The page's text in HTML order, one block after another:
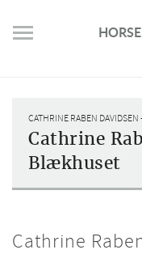
content
CATHRINE RABEN
Cathrine
Blækhuset
Cathrine